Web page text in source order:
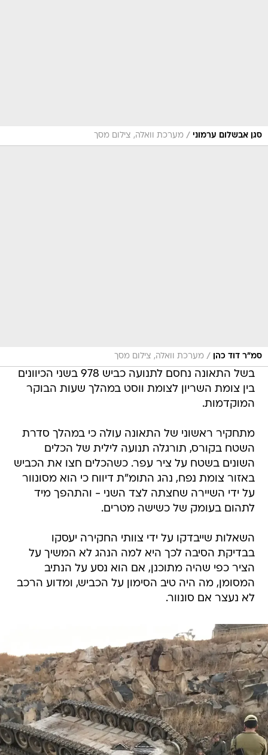
סגן אבשלום ערמוני / מערכת וואלה, צילום מסך
סמ"ר דוד כהן / מערכת וואלה, צילום מסך
בשל התאונה נחסם לתנועה כביש 978 בשני הכיוונים
בין צומת השריון לצומת ווסט במהלך שעות הבוקר
המוקדמות.
מתחקיר ראשוני של התאונה עולה כי במהלך סדרת
השטח בקורס, תורגלה תנועה לילית של הכלים
השונים בשטח על ציר עפר. כשהכלים חצו את הכביש
באזור צומת נפח, נהג התומ"ת דיווח כי הוא מסונוור
על ידי השיירה שחצתה לצד השני - והתהפך מיד
לתהום בעומק של כשישה מטרים.
השאלות שייבדקו על ידי צוותי החקירה יעסקו
בבדיקת הסיבה לכך היא למה הנהג לא המשיך על
הציר כפי שהיה מתוכנן, אם הוא נסע על הנתיב
המסומן, מה היה טיב הסימון על הכביש, ומדוע הרכב
לא נעצר אם סונוור.